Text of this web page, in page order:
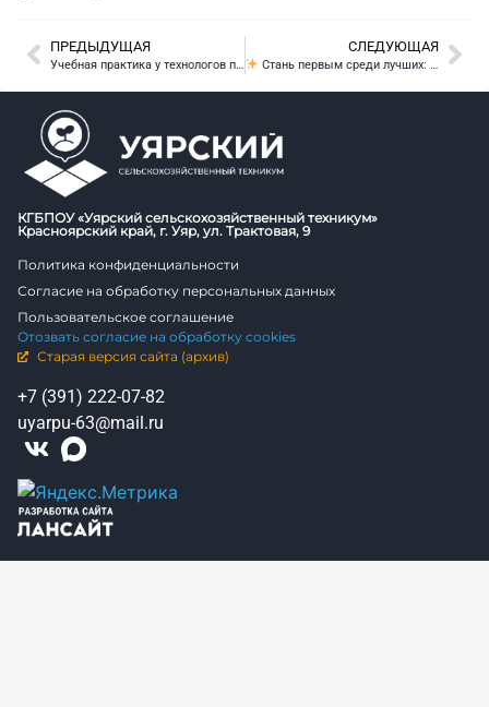
ПРЕДЫДУЩАЯ
Учебная практика у технологов продуктов питания из растительного сырья
СЛЕДУЮЩАЯ
Стань первым среди лучших: конкурс «Первый студенческий»
КГБПОУ «Уярский сельскохозяйственный техникум»
Красноярский край, г. Уяр, ул. Трактовая, 9
Политика конфиденциальности
Согласие на обработку персональных данных
Пользовательское соглашение
Отозвать согласие на обработку cookies
Старая версия сайта (архив)
+7 (391) 222-07-82
uyarpu-63@mail.ru